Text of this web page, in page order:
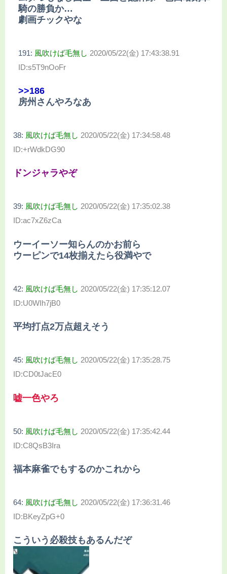
騎の勝負か…
劇画チックやな
191: 風吹けば毛無し 2020/05/22(金) 17:43:38.91
ID:s5T9nOoFr
>>186
房州さんやろなあ
38: 風吹けば毛無し 2020/05/22(金) 17:34:58.48
ID:+rWdkDG90
ドンジャラやぞ
39: 風吹けば毛無し 2020/05/22(金) 17:35:02.38
ID:ac7xZ6zCa
ウーイーソー知らんのかお前ら
ウーピンで14枚揃えたら役満やで
42: 風吹けば毛無し 2020/05/22(金) 17:35:12.07
ID:U0WIh7jB0
平均打点2万点超えそう
45: 風吹けば毛無し 2020/05/22(金) 17:35:28.75
ID:CD0tJacE0
嘘一色やろ
50: 風吹けば毛無し 2020/05/22(金) 17:35:42.44
ID:C8QsB3Ira
福本麻雀でもするのかこれから
64: 風吹けば毛無し 2020/05/22(金) 17:36:31.46
ID:BKeyZpG+0
こういう必殺技もあるんだぞ